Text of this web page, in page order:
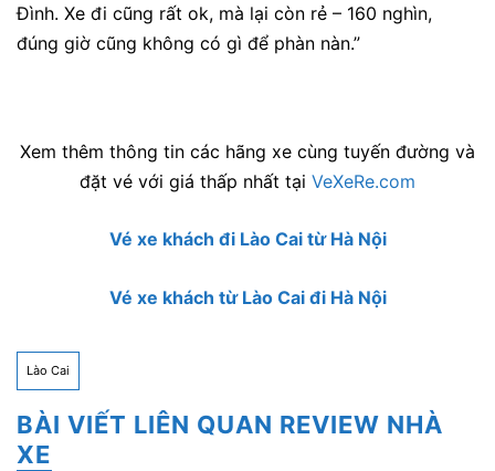
Đình. Xe đi cũng rất ok, mà lại còn rẻ – 160 nghìn,
đúng giờ cũng không có gì để phàn nàn.”
Xem thêm thông tin các hãng xe cùng tuyến đường và
đặt vé với giá thấp nhất tại VeXeRe.com
Vé xe khách đi Lào Cai từ Hà Nội
Vé xe khách từ Lào Cai đi Hà Nội
Lào Cai
BÀI VIẾT LIÊN QUAN REVIEW NHÀ
XE